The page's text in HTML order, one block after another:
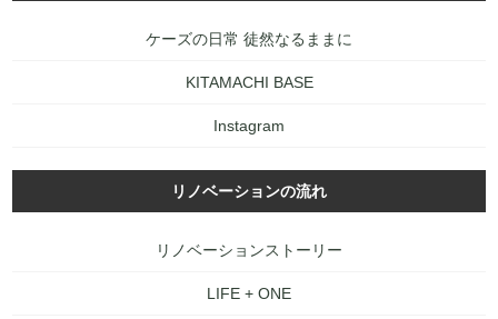
ケーズの日常 徒然なるままに
KITAMACHI BASE
Instagram
リノベーションの流れ
リノベーションストーリー
LIFE + ONE